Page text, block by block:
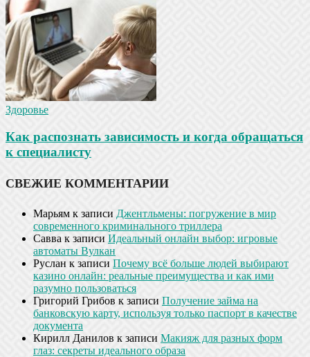
Здоровье
Как распознать зависимость и когда обращаться
к специалисту
СВЕЖИЕ КОММЕНТАРИИ
Марьям к записи Джентльмены: погружение в мир
современного криминального триллера
Савва к записи Идеальный онлайн выбор: игровые
автоматы Вулкан
Руслан к записи Почему всё больше людей выбирают
казино онлайн: реальные преимущества и как ими
разумно пользоваться
Григорий Грибов к записи Получение займа на
банковскую карту, используя только паспорт в качестве
документа
Кирилл Данилов к записи Макияж для разных форм
глаз: секреты идеального образа